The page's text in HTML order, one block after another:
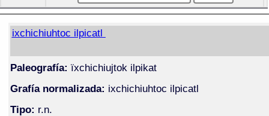
ixchichiuhtoc ilpicatl
Paleografía: ïxchichiujtok ilpikat
Grafía normalizada: ixchichiuhtoc ilpicatl
Tipo: r.n.